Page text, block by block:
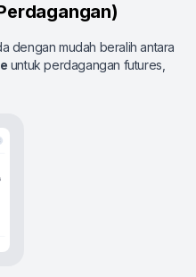
dengan mudah beralih antara
untuk perdagangan futures,